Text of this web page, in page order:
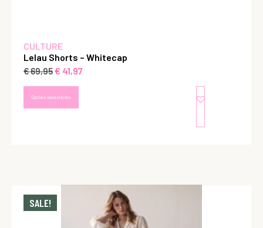
CULTURE
Lelau Shorts – Whitecap
€69,95€ 41,97
Opties selecteren
SALE!